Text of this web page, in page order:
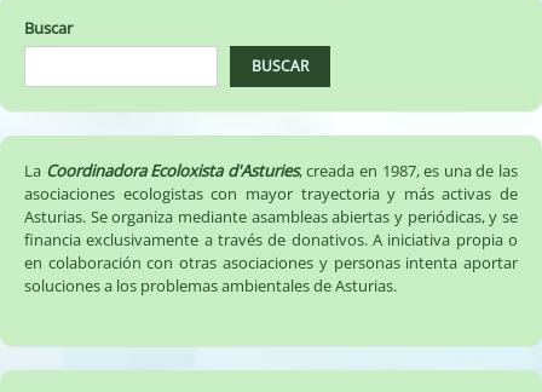
Buscar
BUSCAR
La Coordinadora Ecoloxista d'Asturies, creada en 1987, es una de las
asociaciones ecologistas con mayor trayectoria y más activas de
Asturias. Se organiza mediante asambleas abiertas y periódicas, y se
financia exclusivamente a través de donativos. A iniciativa propia o
en colaboración con otras asociaciones y personas intenta aportar
soluciones a los problemas ambientales de Asturias.